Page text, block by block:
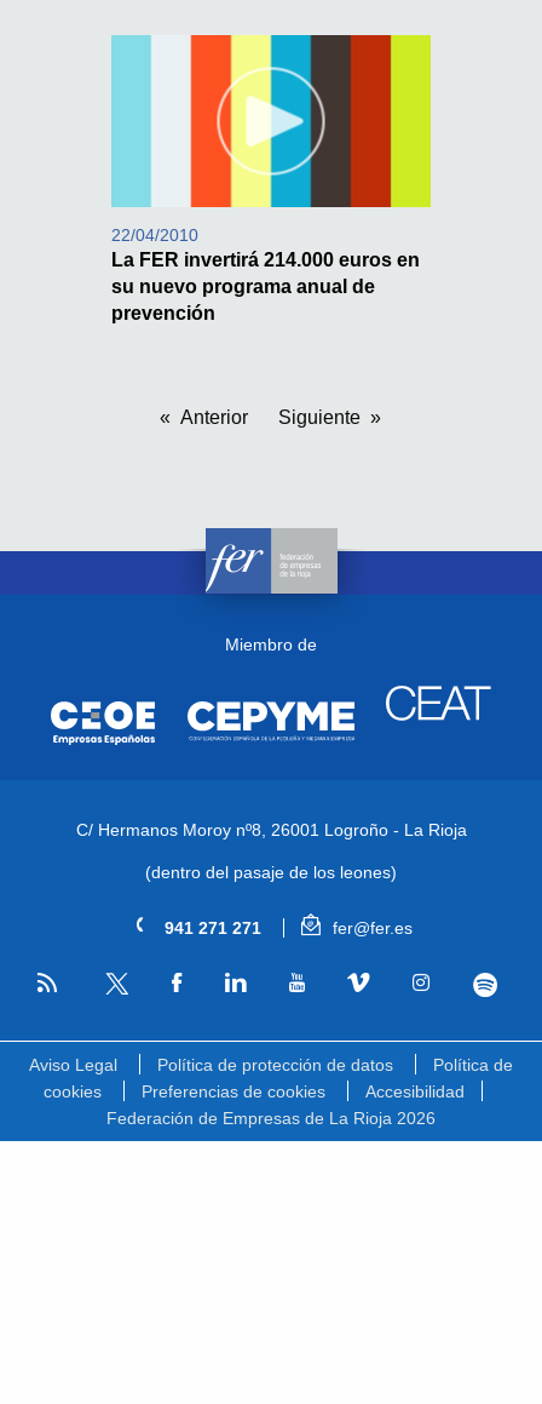
22/04/2010
La FER invertirá 214.000 euros en
su nuevo programa anual de
prevención
Anterior Siguiente
Miembro de
C/ Hermanos Moroy nº8, 26001 Logroño - La Rioja
(dentro del pasaje de los leones)
941 271 271 fer@fer.es
RSS
Aviso Legal Política de protección de datos
Política de
cookies
Preferencias de cookies
Accesibilidad
Federación de Empresas de La Rioja 2026